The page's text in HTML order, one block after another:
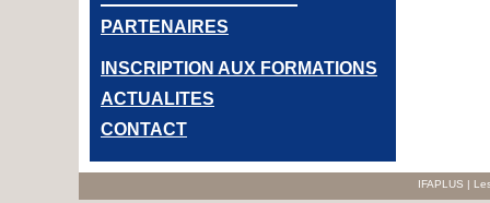
PARTENAIRES
INSCRIPTION AUX FORMATIONS
ACTUALITES
CONTACT
IFAPLUS |